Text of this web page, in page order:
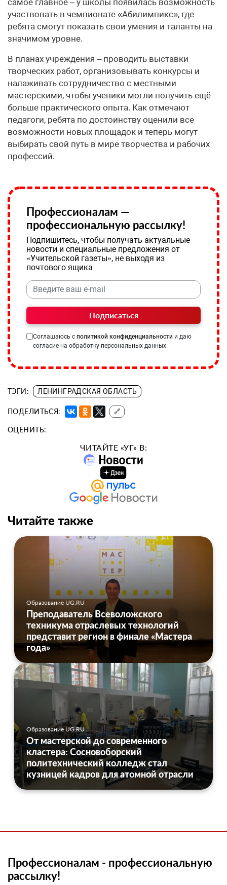
участвовать в чемпионате «Абилимпикс», где
ребята смогут показать свои умения и таланты на
значимом уровне.
В планах учреждения – проводить выставки
творческих работ, организовывать конкурсы и
налаживать сотрудничество с местными
мастерскими, чтобы ученики могли получить ещё
больше практического опыта. Как отмечают
педагоги, ребята по достоинству оценили все
возможности новых площадок и теперь могут
выбирать свой путь в мире творчества и рабочих
профессий.
Профессионалам —
профессиональную рассылку!
Подпишитесь, чтобы получать актуальные
новости и специальные предложения от
«Учительской газеты», не выходя из
почтового ящика
Подписаться
Соглашаюсь с политикой конфиденциальности и даю
согласие на обработку персональных данных
ТЭГИ: ЛЕНИНГРАДСКАЯ ОБЛАСТЬ
ПОДЕЛИТЬСЯ: 🔗
ОЦЕНИТЬ:
ЧИТАЙТЕ «УГ» В:
Читайте также
Образование UG.RU
Преподаватель Всеволожского
техникума отраслевых технологий
представит регион в финале «Мастера
года»
Образование UG.RU
От мастерской до современного
кластера: Сосновоборский
политехнический колледж стал
кузницей кадров для атомной отрасли
Профессионалам - профессиональную
рассылку!